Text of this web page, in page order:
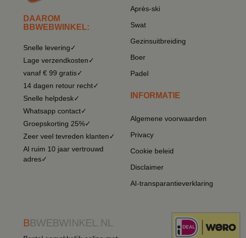
DAAROM
BBWEBWINKEL:
Snelle levering✓
Lage verzendkosten✓
vanaf € 99 gratis✓
14 dagen retour recht✓
Snelle helpdesk✓
Whatsapp contact✓
Groepskorting 25%✓
Zeer veel tevreden klanten✓
Al ruim 10 jaar vertrouwd
adres✓
Après-ski
Swat
Gezinsuitbreiding
Boer
Padel
INFORMATIE
Algemene voorwaarden
Privacy
Cookie beleid
Disclaimer
AI-transparantieverklaring
BBWEBWINKEL.NL